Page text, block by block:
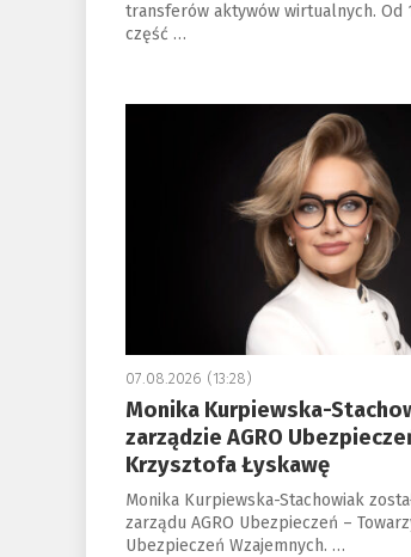
transferów aktywów wirtualnych. Od
część …
a
07.08.2026 (13:28)
Monika Kurpiewska-
zarządzie AGRO
Krzysztofa Łyskawę
Monika Kurpiewska-Stachowiak
zarządu AGRO Ubezpieczeń –
Ubezpieczeń Wzajemnych. …